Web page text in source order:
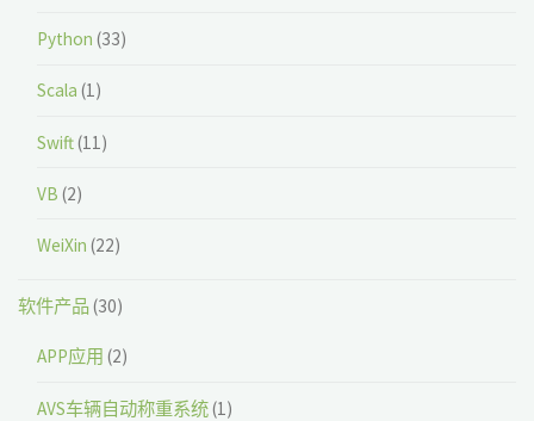
Python (33)
Scala (1)
Swift(11)
VB (2)
WeiXin (22)
软件产品(30)
APP应用 (2)
AVS车辆自动称重系统(1)